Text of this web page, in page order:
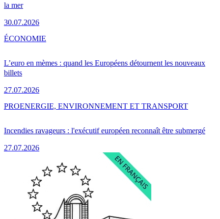
la mer
30.07.2026
L’euro en mèmes : quand les Européens détournent les nouveaux
billets
27.07.2026
ÉCONOMIE
Incendies ravageurs : l'exécutif européen reconnaît être submergé
27.07.2026
PROENERGIE, ENVIRONNEMENT ET TRANSPORT